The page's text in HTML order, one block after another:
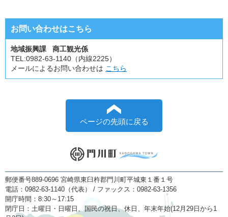
お問い合わせはこちら
地域振興課 商工観光係
TEL:0982-63-1140（内線2225）
メールによるお問い合わせは こちら
ページの先頭に戻る
郵便番号889-0696 宮崎県東臼杵郡門川町平城東１番１号
電話：0982-63-1140（代表） / ファックス：0982-63-1356
開庁時間：8:30～17:15
閉庁日：土曜日・日曜日、国民の祝日、休日、年末年始(12月29日から1